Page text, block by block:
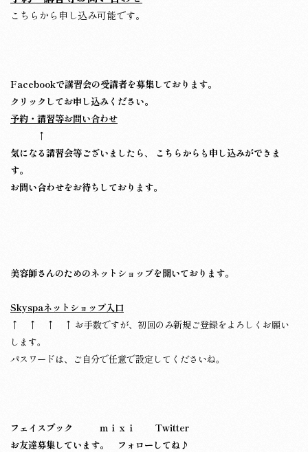
こちらから申し込み可能です。
Facebookで講習会の受講者を募集しております。
クリックしてお申し込みください。
予約・講習等お問い合わせ
↑
気になる講習会等ございましたら、 こちらからも申し込みができま
す。
お問い合わせをお待ちしております。
美容師さんのためのネットショップを開いております。
Skyspaネットショップ入口
↑ ↑ ↑ ↑ お手数ですが、初回のみ新規ご登録をよろしくお願い
します。
パスワードは、ご自分で任意で設定してくださいね。
フェイスブック ｍｉｘｉ
Twitter
お友達募集しています。 フォローしてね♪